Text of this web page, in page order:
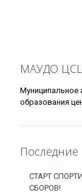
МАУДО
Муниципальное
образования
Последние
СТАРТ
СБОРОВ!